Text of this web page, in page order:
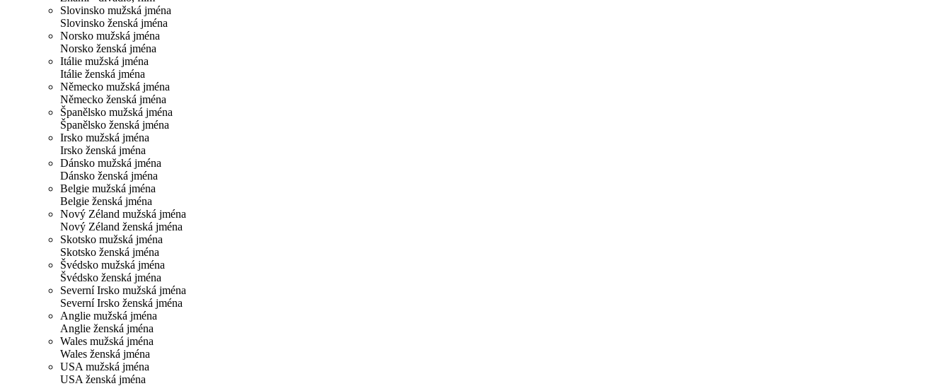
Slovinsko mužská jména
Slovinsko ženská jména
Norsko mužská jména
Norsko ženská jména
Itálie mužská jména
Itálie ženská jména
Německo mužská jména
Německo ženská jména
Španělsko mužská jména
Španělsko ženská jména
Irsko mužská jména
Irsko ženská jména
Dánsko mužská jména
Dánsko ženská jména
Belgie mužská jména
Belgie ženská jména
Nový Zéland mužská jména
Nový Zéland ženská jména
Skotsko mužská jména
Skotsko ženská jména
Švédsko mužská jména
Švédsko ženská jména
Severní Irsko mužská jména
Severní Irsko ženská jména
Anglie mužská jména
Anglie ženská jména
Wales mužská jména
Wales ženská jména
USA mužská jména
USA ženská jména